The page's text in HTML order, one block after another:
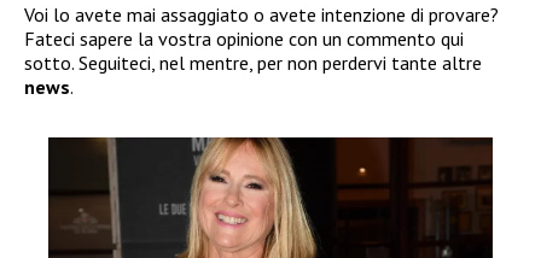
Voi lo avete mai assaggiato o avete intenzione di provare?
Fateci sapere la vostra opinione con un commento qui
sotto. Seguiteci, nel mentre, per non perdervi tante altre
news.